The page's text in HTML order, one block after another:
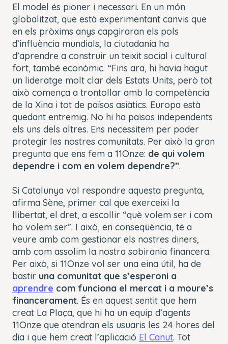
El model és pioner i necessari. En un món
globalitzat, que està experimentant canvis que
en els pròxims anys capgiraran els pols
d’influència mundials, la ciutadania ha
d’aprendre a construir un teixit social i cultural
fort, també econòmic. “Fins ara, hi havia hagut
un lideratge molt clar dels Estats Units, però tot
això comença a trontollar amb la competència
de la Xina i tot de països asiàtics. Europa està
quedant entremig. No hi ha països independents
els uns dels altres. Ens necessitem per poder
protegir les nostres comunitats. Per això la gran
pregunta que ens fem a 11Onze: de qui volem
dependre i com en volem dependre?”.
Si Catalunya vol respondre aquesta pregunta,
afirma Sène, primer cal que exerceixi la
llibertat, el dret, a escollir “què volem ser i com
ho volem ser”. I això, en conseqüència, té a
veure amb com gestionar els nostres diners,
amb com assolim la nostra sobirania financera.
Per això, si 11Onze vol ser una eina útil, ha de
bastir una comunitat que s’esperoni a
aprendre com funciona el mercat i a moure’s
financerament. És en aquest sentit que hem
creat La Plaça, que hi ha un equip d’agents
11Onze que atendran els usuaris les 24 hores del
dia i que hem creat l’aplicació El Canut. Tot